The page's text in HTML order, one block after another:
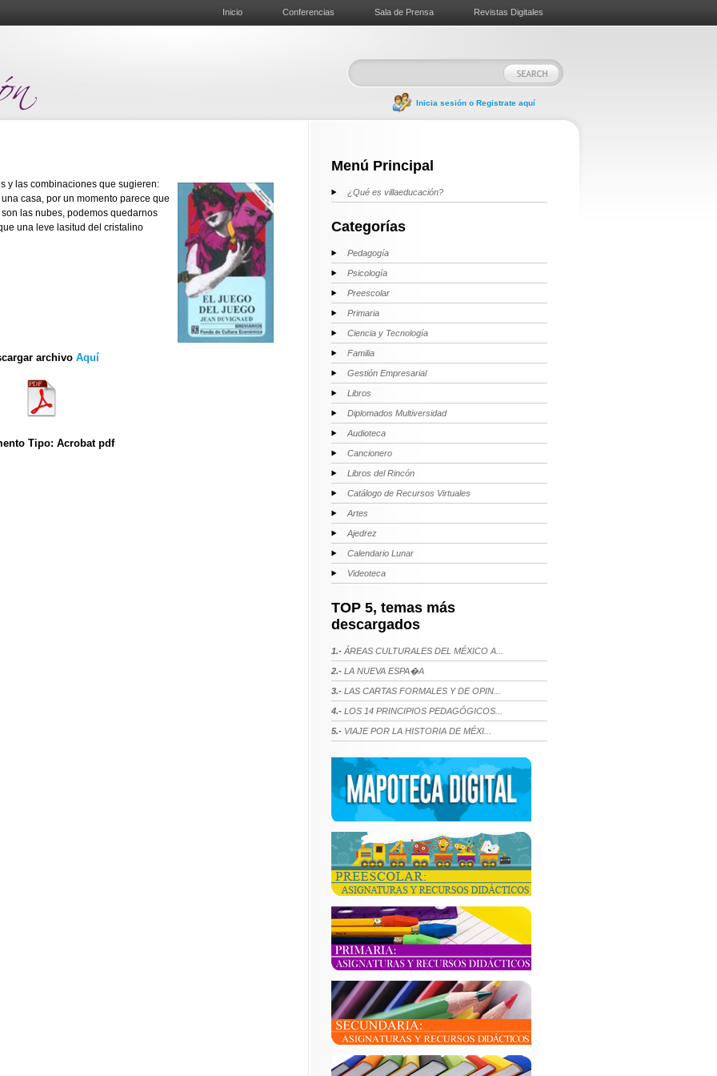
Inicio Conferencias Sala de Prensa Revistas Digitales
Inicia sesión o Registrate aquí
y las combinaciones que sugieren:
casa, por un momento parece que
las nubes, podemos quedarnos
una leve lasitud del cristalino
archivo Aquí
Tipo: Acrobat pdf
Menú Principal
¿Qué es villaeducación?
Categorías
Pedagogía
Psicología
Preescolar
Primaria
Ciencia y Tecnología
Familia
Gestión Empresarial
Libros
Diplomados Multiversidad
Audioteca
Cancionero
Libros del Rincón
Catálogo de Recursos Virtuales
Artes
Ajedrez
Calendario Lunar
Videoteca
TOP 5, temas más
descargados
1.- ÁREAS CULTURALES DEL MÉXICO A...
2.- LA NUEVA ESPA�A
3.- LAS CARTAS FORMALES Y DE OPIN...
4.- LOS 14 PRINCIPIOS PEDAGÓGICOS...
5.- VIAJE POR LA HISTORIA DE MÉXI...